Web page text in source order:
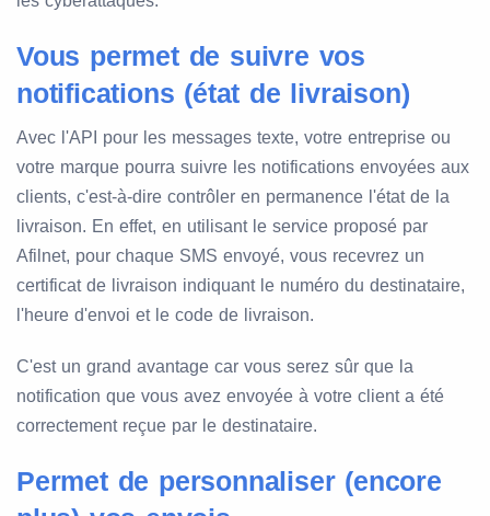
Vous permet de suivre vos
notifications (état de livraison)
Avec l'API pour les messages texte, votre entreprise ou
votre marque pourra suivre les notifications envoyées aux
clients, c'est-à-dire contrôler en permanence l'état de la
livraison. En effet, en utilisant le service proposé par
Afilnet, pour chaque SMS envoyé, vous recevrez un
certificat de livraison indiquant le numéro du destinataire,
l'heure d'envoi et le code de livraison.
C'est un grand avantage car vous serez sûr que la
notification que vous avez envoyée à votre client a été
correctement reçue par le destinataire.
Permet de personnaliser (encore